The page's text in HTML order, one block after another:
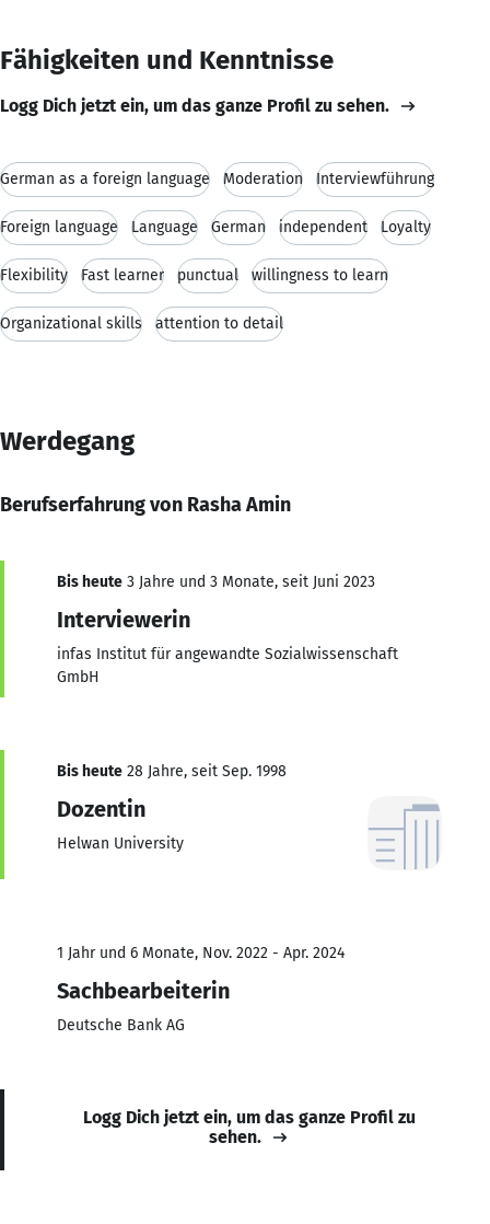
Fähigkeiten und Kenntnisse
Logg Dich jetzt ein, um das ganze Profil zu sehen.
German as a foreign language Moderation Interviewführung
Foreign language Language German independent Loyalty
Flexibility Fast learner punctual willingness to learn
Organizational skills attention to detail
Werdegang
Berufserfahrung von Rasha Amin
Bis heute 3 Jahre und 3 Monate, seit Juni 2023
Interviewerin
infas Institut für angewandte Sozialwissenschaft
GmbH
Bis heute 28 Jahre, seit Sep. 1998
Dozentin
Helwan University
1 Jahr und 6 Monate, Nov. 2022 - Apr. 2024
Sachbearbeiterin
Deutsche Bank AG
Logg Dich jetzt ein, um das ganze Profil zu
sehen.